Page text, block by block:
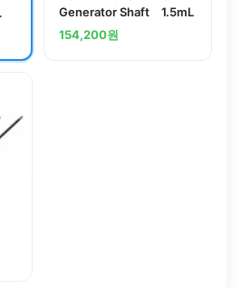
Generator Shaft 1.5mL
154,200원